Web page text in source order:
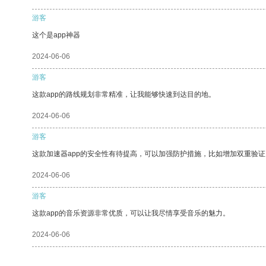
游客
这个是app神器
2024-06-06
游客
这款app的路线规划非常精准，让我能够快速到达目的地。
2024-06-06
游客
这款加速器app的安全性有待提高，可以加强防护措施，比如增加双重验
2024-06-06
游客
这款app的音乐资源非常优质，可以让我尽情享受音乐的魅力。
2024-06-06